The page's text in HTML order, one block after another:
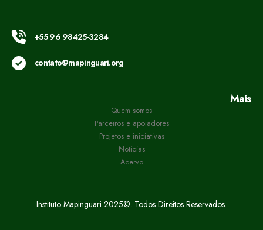
+55 96 98425-3284
contato@mapinguari.org
Mais
Quem somos
Parceiros e apoiadores
Projetos e iniciativas
Notícias
Acervo
Instituto Mapinguari 2025©. Todos Direitos Reservados.